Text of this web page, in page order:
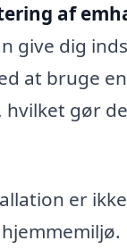
af
give dig
at bruge
hvilket gør
er